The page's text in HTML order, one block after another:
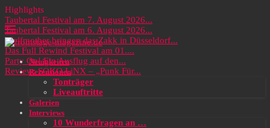
Highlights
Taubertal Festival am 7. August 2026...
Taubertal Festival am 6. August 2026...
Wolfmother bringen das Zakk in Düsseldorf...
Das Full Rewind Festival am 01....
Party On! Ein Ausflug auf den...
Review: SOKO LiNX – „Punk Für...
Neuigkeiten
Rezensionen
Tonträger
Liveauftritte
Galerien
Interviews
10 Wunderfragen an …